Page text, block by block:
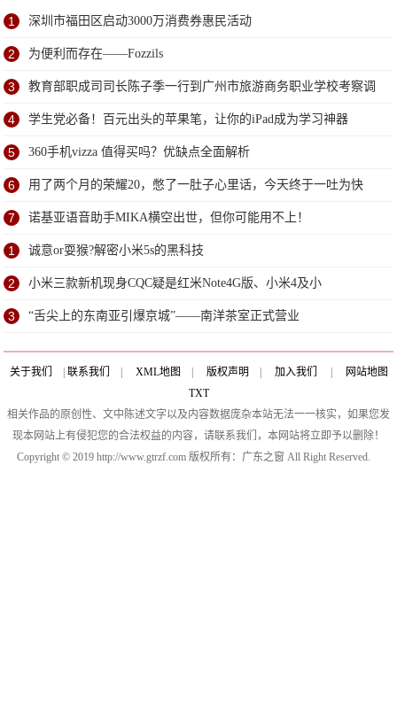
1 深圳市福田区启动3000万消费券惠民活动
2 为便利而存在——Fozzils
3 教育部职成司司长陈子季一行到广州市旅游商务职业学校考察调
研
4 学生党必备！百元出头的苹果笔，让你的iPad成为学习神器
5 360手机vizza 值得买吗？优缺点全面解析
6 用了两个月的荣耀20，憋了一肚子心里话，今天终于一吐为快
7 诺基亚语音助手MIKA横空出世，但你可能用不上！
1 诚意or耍猴?解密小米5s的黑科技
2 小米三款新机现身CQC疑是红米Note4G版、小米4及小
3 “舌尖上的东南亚引爆京城”——南洋茶室正式营业
关于我们 联系我们 XML地图 版权声明 加入我们
网站地图
TXT
相关作品的原创性、文中陈述文字以及内容数据庞杂本站无法一一核实，如果您发
现本网站上有侵犯您的合法权益的内容，请联系我们，本网站将立即予以删除！
Copyright © 2019 http://www.gtrzf.com 版权所有：广东之窗 All Right Reserved.